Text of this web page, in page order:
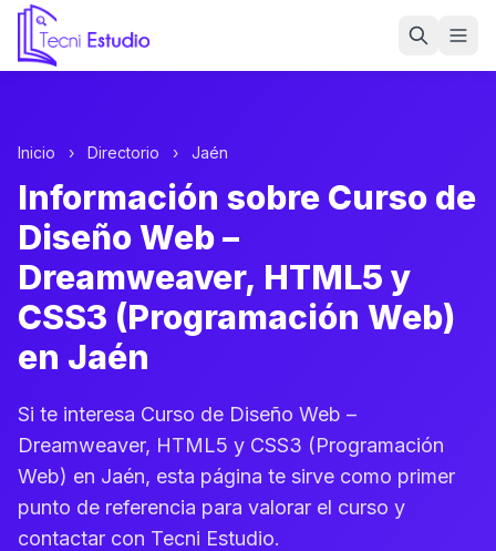
Ir a la página de inicio de Tecni Estudio
Inicio › Directorio › Jaén
Información sobre Curso de
Diseño Web –
Dreamweaver, HTML5 y
CSS3 (Programación Web)
en Jaén
Si te interesa Curso de Diseño Web –
Dreamweaver, HTML5 y CSS3 (Programación
Web) en Jaén, esta página te sirve como primer
punto de referencia para valorar el curso y
contactar con Tecni Estudio.